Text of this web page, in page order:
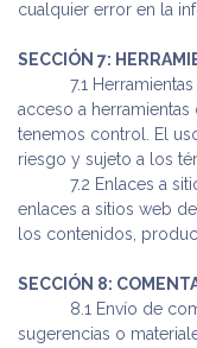
cualquier error en la
SECCIÓN 7:
7.1
acceso a
tenemos control. El
riesgo y sujeto a los
7.2 Enlaces a
enlaces a sitios web
los contenidos,
SECCIÓN 8:
8.1 Envío de
sugerencias o